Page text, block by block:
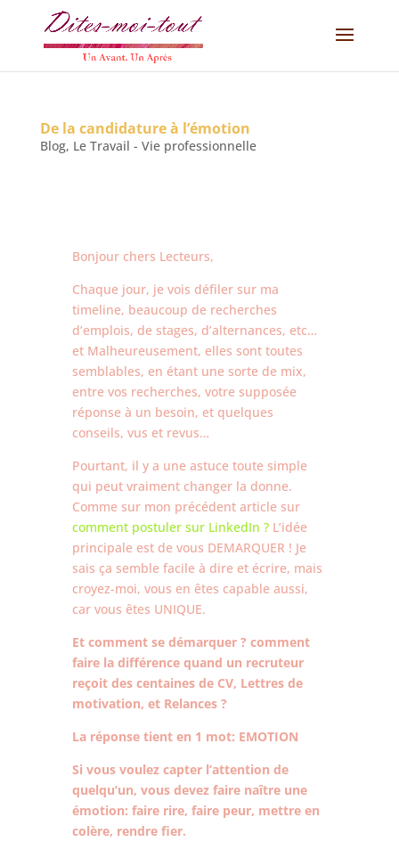
De la candidature à l’émotion
Blog, Le Travail - Vie professionnelle
Bonjour chers Lecteurs,
Chaque jour, je vois défiler sur ma
timeline, beaucoup de recherches
d’emplois, de stages, d’alternances, etc…
et Malheureusement, elles sont toutes
semblables, en étant une sorte de mix,
entre vos recherches, votre supposée
réponse à un besoin, et quelques
conseils, vus et revus…
Pourtant, il y a une astuce toute simple
qui peut vraiment changer la donne.
Comme sur mon précédent article sur
comment postuler sur LinkedIn ?L’idée
principale est de vous DEMARQUER ! Je
sais ça semble facile à dire et écrire, mais
croyez-moi, vous en êtes capable aussi,
car vous êtes UNIQUE.
Et comment se démarquer ? comment
faire la différence quand un recruteur
reçoit des centaines de CV, Lettres de
motivation, et Relances ?
La réponse tient en 1 mot: EMOTION
Si vous voulez capter l’attention de
quelqu’un, vous devez faire naître une
émotion: faire rire, faire peur, mettre en
colère, rendre fier.